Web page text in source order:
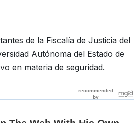
de la Fiscalía de Justicia del
Autónoma del Estado de
en materia de seguridad.